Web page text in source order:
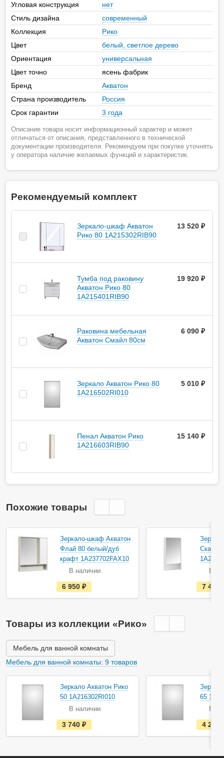
Угловая конструкция
нет
Стиль дизайна
современный
Коллекция
Рико
Цвет
белый, светлое дерево
Ориентация
универсальная
Цвет точно
ясень фабрик
Бренд
Акватон
Страна производитель
Россия
Срок гарантии
3 года
Описание товара носит информационный характер и может
отличаться от описания, представленного в технической
документации производителя. Рекомендуем при покупке уточнять
у оператора наличие желаемых функций и характеристик.
Рекомендуемый комплект
Зеркало-шкаф Акватон
Рико 80 1A215302RIB90
13 520 ₽
Тумба под раковину
Акватон Рико 80
1A215401RIB90
19 920 ₽
Раковина мебельная
Акватон Смайл 80см
6 090 ₽
Зеркало Акватон Рико 80
1A216502RI010
5 010 ₽
Пенал Акватон Рико
1A216603RIB90
15 140 ₽
Похожие товары
Акция
Зеркало-шкаф Акватон
Флай 80 белый/дуб
крафт 1A237702FAX10
В наличии
е
с
т
а
и
ч
и
и
6 950
Акция
Сканди
В
7 470
Товары из коллекции «Рико»
Мебель для ванной комнаты
Мебель для ванной комнаты: 9 товаров
Акция
Зеркало Акватон Рико
50 1A216302RI010
В наличии
е
с
т
3 740
Акция
65
В
4 250